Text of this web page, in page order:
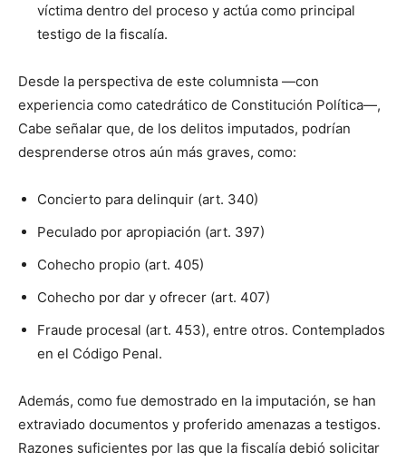
víctima dentro del proceso y actúa como principal
testigo de la fiscalía.
Desde la perspectiva de este columnista —con
experiencia como catedrático de Constitución Política—,
Cabe señalar que, de los delitos imputados, podrían
desprenderse otros aún más graves, como:
Concierto para delinquir (art. 340)
Peculado por apropiación (art. 397)
Cohecho propio (art. 405)
Cohecho por dar y ofrecer (art. 407)
Fraude procesal (art. 453), entre otros. Contemplados
en el Código Penal.
Además, como fue demostrado en la imputación, se han
extraviado documentos y proferido amenazas a testigos.
Razones suficientes por las que la fiscalía debió solicitar